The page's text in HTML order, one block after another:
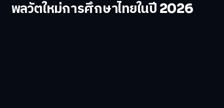
พลวัตใหม่การศึกษาไทยในปี 2026